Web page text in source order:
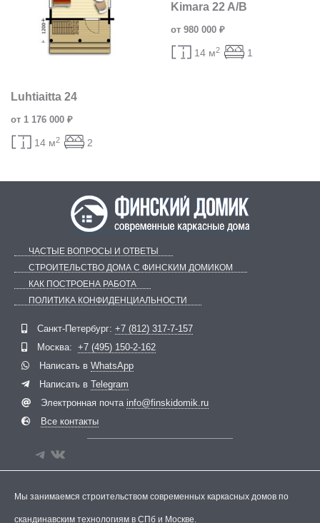
Luhtiaitta 24
от 1 176 000 ₽
14 м2 2
Kimara 22 A/B
от 980 000 ₽
14 м2 1
ЧАСТЫЕ ВОПРОСЫ И ОТВЕТЫ
СТРОИТЕЛЬСТВО ДОМА С ФИНСКИМ ДОМИКОМ
КАК ПОСТРОЕНА РАБОТА
ПОЛИТИКА КОНФИДЕНЦИАЛЬНОСТИ
Санкт-Петербург: +7 (812) 317-7-157
Москва: +7 (495) 150-2-162
Написать в WhatsApp
Написать в Telegram
Электронная почта info@finskidomik.ru
Все контакты
Мы занимаемся строительством современных каркасных домов по
скандинавским технологиям в СПб и Москве.